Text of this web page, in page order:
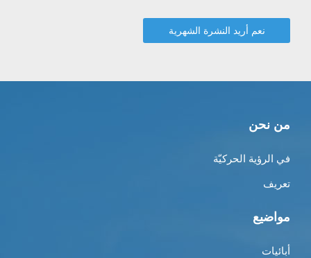
من نحن
في الرؤية الحركيّة
تعريف
مواضيع
أبائيات